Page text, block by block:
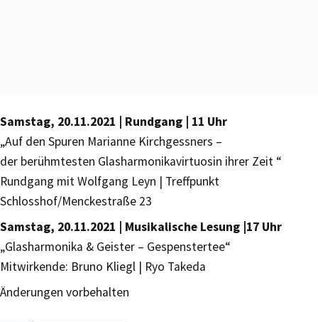
Samstag, 20.11.2021 | Rundgang | 11 Uhr
„Auf den Spuren Marianne Kirchgessners –
der berühmtesten Glasharmonikavirtuosin ihrer Zeit “
Rundgang mit Wolfgang Leyn | Treffpunkt
Schlosshof/Menckestraße 23
Samstag, 20.11.2021 | Musikalische Lesung |17 Uhr
„Glasharmonika & Geister – Gespenstertee“
Mitwirkende: Bruno Kliegl | Ryo Takeda
Änderungen vorbehalten